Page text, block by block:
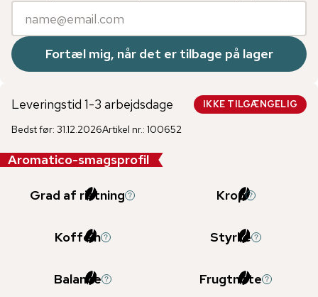
Fortæl mig, når det er tilbage på lager
Leveringstid 1-3 arbejdsdage IKKE TILGÆNGELIG
Bedst før: 31.12.2026Artikel nr.: 100652
Aromatico-smagsprofil
Grad af ristning Krop
Koffein Styrke
Balance Frugtnote